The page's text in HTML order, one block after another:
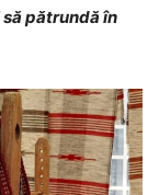
pătrundă în